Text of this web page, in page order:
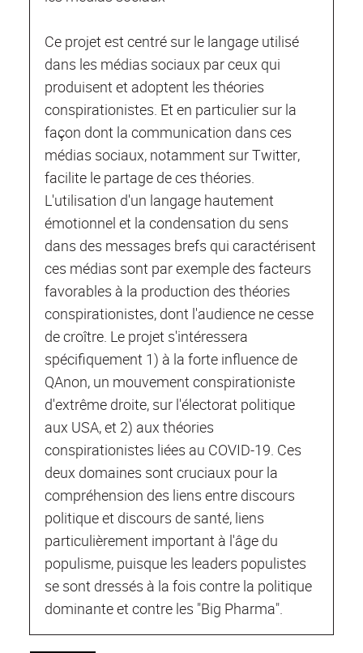
Ce projet est centré sur le langage utilisé
dans les médias sociaux par ceux qui
produisent et adoptent les théories
conspirationistes. Et en particulier sur la
façon dont la communication dans ces
médias sociaux, notamment sur Twitter,
facilite le partage de ces théories.
L'utilisation d'un langage hautement
émotionnel et la condensation du sens
dans des messages brefs qui caractérisent
ces médias sont par exemple des facteurs
favorables à la production des théories
conspirationistes, dont l'audience ne cesse
de croître. Le projet s'intéressera
spécifiquement 1) à la forte influence de
QAnon, un mouvement conspirationiste
d'extrême droite, sur l'électorat politique
aux USA, et 2) aux théories
conspirationistes liées au COVID-19. Ces
deux domaines sont cruciaux pour la
compréhension des liens entre discours
politique et discours de santé, liens
particulièrement important à l'âge du
populisme, puisque les leaders populistes
se sont dressés à la fois contre la politique
dominante et contre les "Big Pharma".